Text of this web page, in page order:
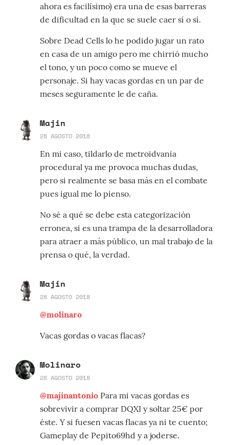
ahora es facilísimo) era una de esas barreras
de dificultad en la que se suele caer sí o sí.
Sobre Dead Cells lo he podido jugar un rato
en casa de un amigo pero me chirrió mucho
el tono, y un poco como se mueve el
personaje. Si hay vacas gordas en un par de
meses seguramente le de caña.
Majin
28 AGOSTO 2018
En mi caso, tildarlo de metroidvania
procedural ya me provoca muchas dudas,
pero si realmente se basa más en el combate
pues igual me lo pienso.
No sé a qué se debe esta categorización
erronea, si es una trampa de la desarrolladora
para atraer a más público, un mal trabajo de la
prensa o qué, la verdad.
Majin
28 AGOSTO 2018
@molinaro
Vacas gordas o vacas flacas?
Molinaro
28 AGOSTO 2018
@majinantonio Para mi vacas gordas es
sobrevivir a comprar DQXI y soltar 25€ por
éste. Y si fuesen vacas flacas ya ni te cuento;
Gameplay de Pepito69hd y a joderse.